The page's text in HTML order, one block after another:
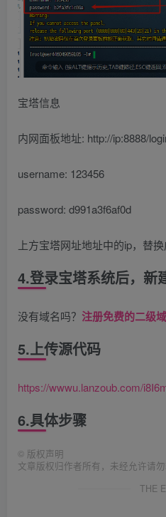
宝塔信息
内网面板地址: http://ip:8888/
username: 123456
password: d991a3f6af0d
上方宝塔网址地址中的ip，替
4.登录宝塔系统后，新
没有域名吗？ 注册免费的二级
5.上传源代码
https://wwwu.lanzoub.com/
6.具体步骤
© 版权声明
文章版权归作者所有，未经允许请勿
THE